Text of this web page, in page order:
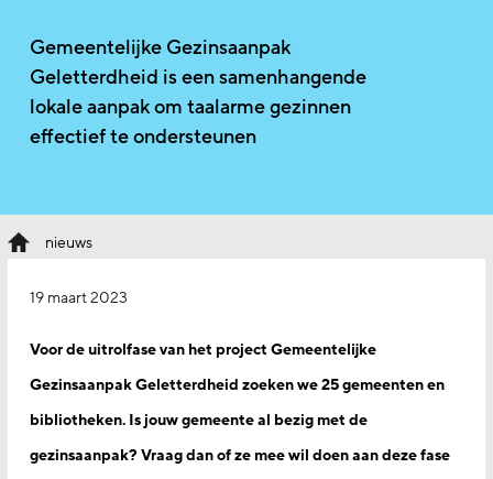
Gemeentelijke Gezinsaanpak
Geletterdheid is een samenhangende
lokale aanpak om taalarme gezinnen
effectief te ondersteunen
nieuws
19 maart 2023
Voor de uitrolfase van het project Gemeentelijke
Gezinsaanpak Geletterdheid zoeken we 25 gemeenten en
bibliotheken. Is jouw gemeente al bezig met de
gezinsaanpak? Vraag dan of ze mee wil doen aan deze fase